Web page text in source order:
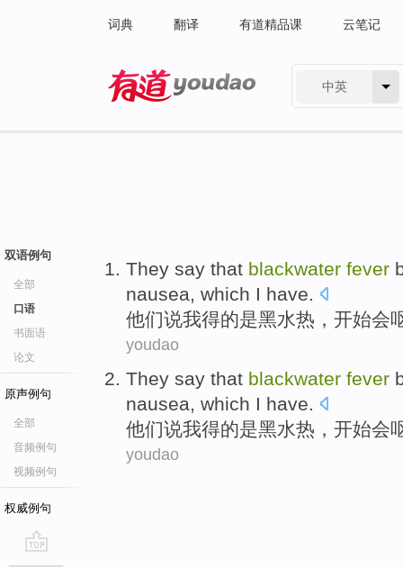
词典 翻译 有道精品课 云笔记
中英
双语例句
全部
口语
书面语
论文
原声例句
全部
音频例句
视频例句
权威例句
go
They say that blackwater fever
nausea, which I have.
他们说我得的是黑水热， 开始会
youdao
They say that blackwater fever
nausea, which I have.
他们说我得的是黑水热， 开始会
youdao